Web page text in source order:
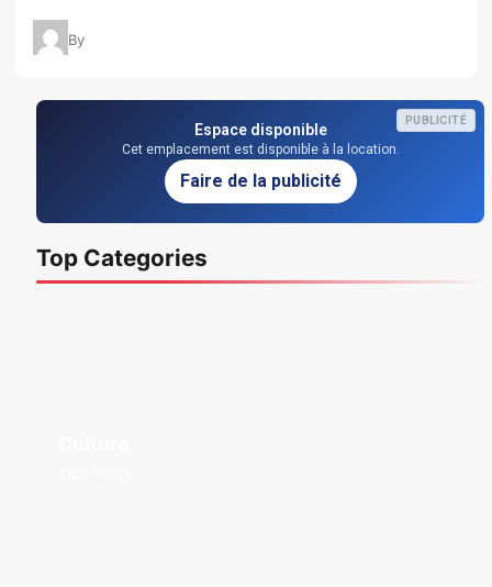
By
PUBLICITÉ
Espace disponible
Cet emplacement est disponible à la location.
Faire de la publicité
Top Categories